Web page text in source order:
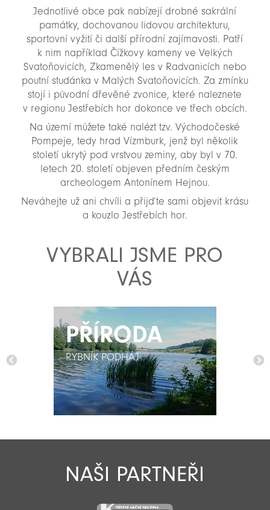
Jednotlivé obce pak nabízejí drobné sakrální
památky, dochovanou lidovou architekturu,
sportovní vyžití či další přírodní zajímavosti. Patří
k nim například Čížkovy kameny ve Velkých
Svatoňovicích, Zkamenělý les v Radvanicích nebo
poutní studánka v Malých Svatoňovicích. Za zmínku
stojí i původní dřevěné zvonice, které naleznete
v regionu Jestřebích hor dokonce ve třech obcích.
Na území můžete také nalézt tzv. Východočeské
Pompeje, tedy hrad Vízmburk, jenž byl několik
století ukrytý pod vrstvou zeminy, aby byl v 70.
letech 20. století objeven předním českým
archeologem Antonínem Hejnou.
Neváhejte už ani chvíli a přijďte sami objevit krásu
a kouzlo Jestřebích hor.
VYBRALI JSME PRO
VÁS
PŘÍRODA
RYBNÍK PODHÁJ
PŘÍRODA
RYBNÍK PODHÁJ
NAŠI PARTNEŘI